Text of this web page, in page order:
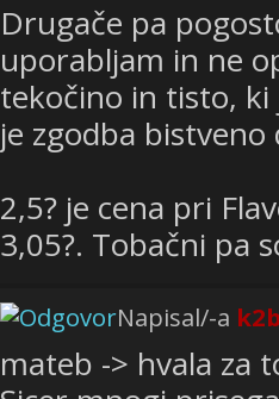
Drugače pa
uporabljam in ne
tekočino in tisto, ki
je zgodba
2,5? je cena pri
3,05?. Tobačni pa
Napisal/-a
mateb -> hvala za